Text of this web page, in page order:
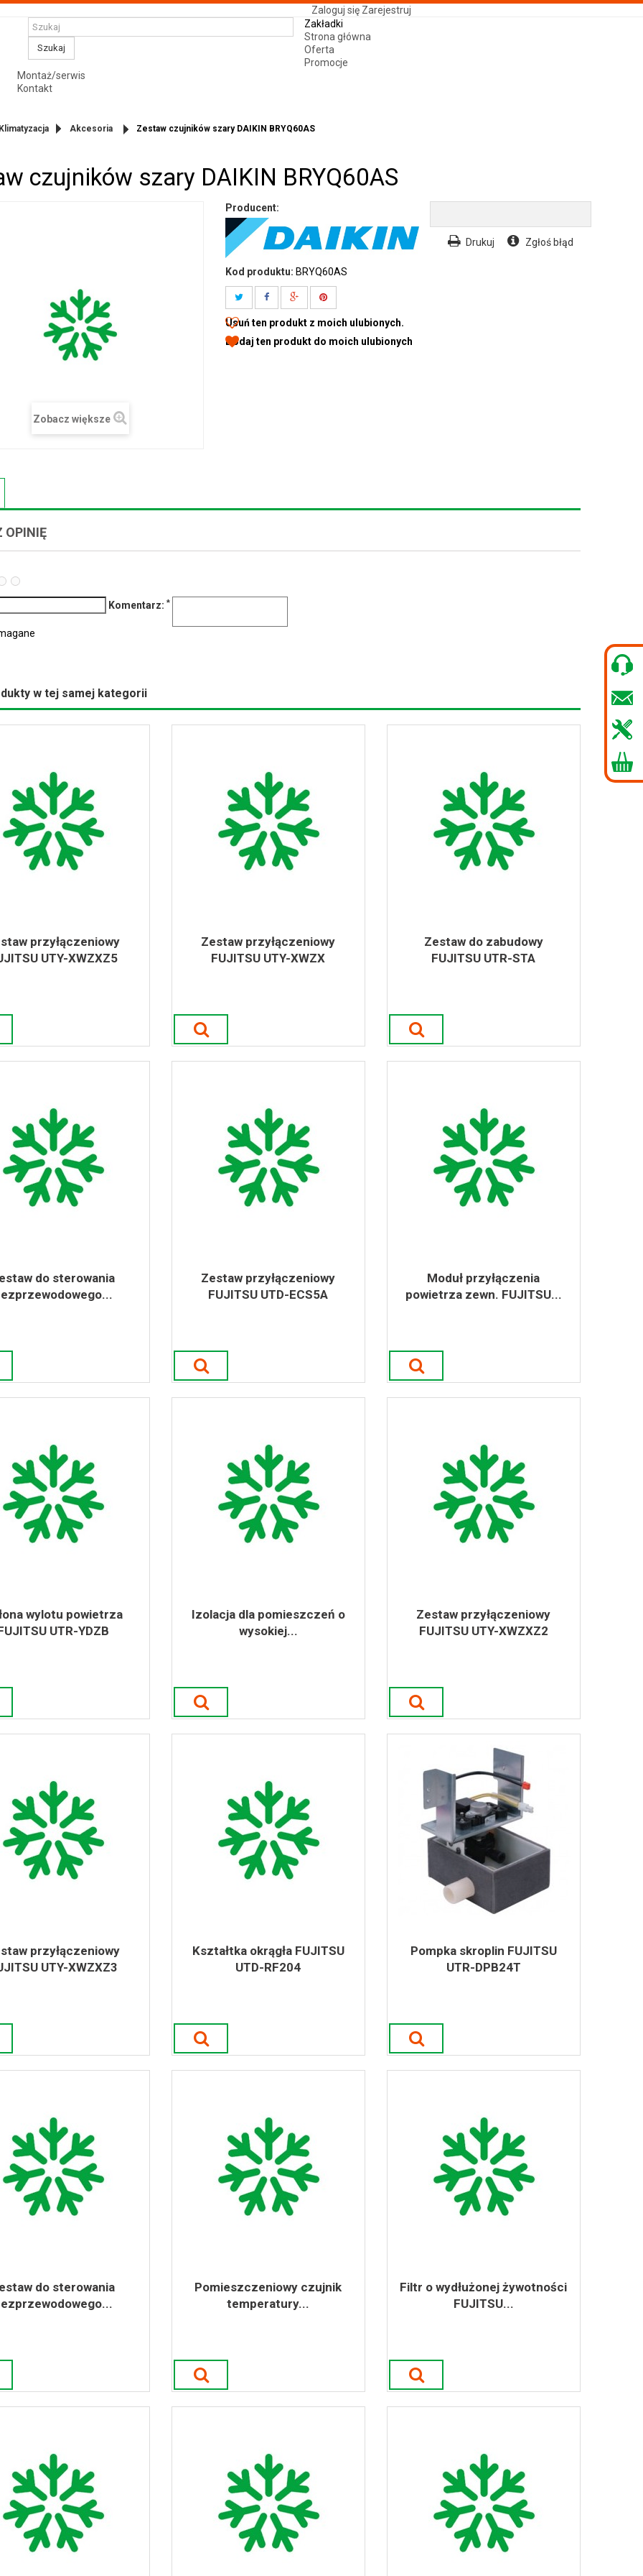
Zaloguj się Zarejestruj
Szukaj
Zakładki
Strona główna
Oferta
Promocje
Montaż/serwis
Kontakt
Akcesoria Zestaw czujników szary DAIKIN BRYQ60AS
czujników szary DAIKIN BRYQ60AS
Zobacz większe
Producent:
Kod produktu: BRYQ60AS
Usuń ten produkt z moich ulubionych.
Dodaj ten produkt do moich ulubionych
Drukuj Zgłoś błąd
OPINIĘ
Komentarz: *
w tej samej kategorii
przyłączeniowy
UTY-XWZXZ5
Zestaw przyłączeniowy
FUJITSU UTY-XWZX
Zestaw do zabudowy
FUJITSU UTR-STA
do sterowania
Zestaw przyłączeniowy
FUJITSU UTD-ECS5A
Moduł przyłączenia
powietrza zewn. FUJITSU...
wylotu powietrza
UTR-YDZB
Izolacja dla pomieszczeń o
wysokiej...
Zestaw przyłączeniowy
FUJITSU UTY-XWZXZ2
przyłączeniowy
UTY-XWZXZ3
Kształtka okrągła FUJITSU
UTD-RF204
Pompka skroplin FUJITSU
UTR-DPB24T
do sterowania
Pomieszczeniowy czujnik
temperatury...
Filtr o wydłużonej żywotności
FUJITSU...